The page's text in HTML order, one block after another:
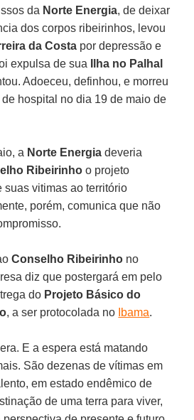
da Norte Energia, de deixar
dos corpos ribeirinhos, levou
da Costa por depressão e
expulsa de sua
Ilha no Palhal
Adoeceu, definhou, e morreu
hospital no dia 19 de maio de
a Norte Energia deveria
Ribeirinho o projeto
suas vitimas ao território
porém, comunica que não
Conselho Ribeirinho no
diz que postergará em pelo
do Projeto Básico do
, a ser protocolada no Ibama.
E a espera está matando
São dezenas de vítimas em
em estado endêmico de
de uma terra para viver,